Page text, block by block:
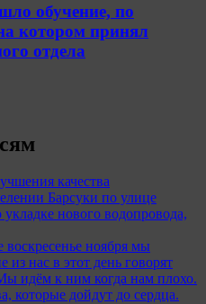
обучение, по
котором принял
отдела
качества
Барсуки по улице
нового водопровода,
воскресенье ноября мы
нас в этот день говорят
идём к ним когда нам плохо.
которые дойдут до сердца.